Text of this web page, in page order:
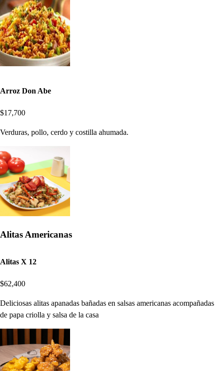
Arroz Don Abe
$17,700
Verduras, pollo, cerdo y costilla ahumada.
Alitas Americanas
Alitas X 12
$62,400
Deliciosas alitas apanadas bañadas en salsas americanas acompañadas
de papa criolla y salsa de la casa